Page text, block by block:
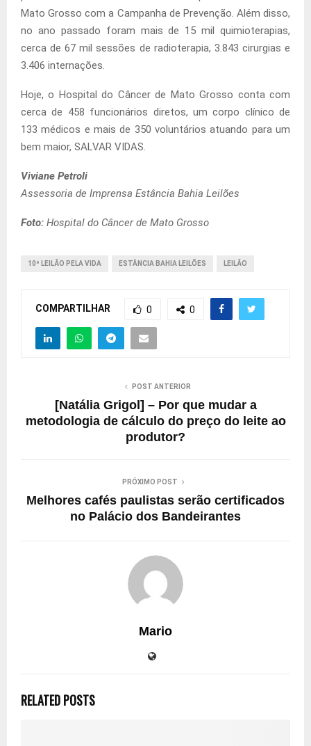
Mato Grosso com a Campanha de Prevenção. Além disso,
no ano passado foram mais de 15 mil quimioterapias,
cerca de 67 mil sessões de radioterapia, 3.843 cirurgias e
3.406 internações.
Hoje, o Hospital do Câncer de Mato Grosso conta com
cerca de 458 funcionários diretos, um corpo clínico de
133 médicos e mais de 350 voluntários atuando para um
bem maior, SALVAR VIDAS.
Viviane Petroli
Assessoria de Imprensa Estância Bahia Leilões
Foto: Hospital do Câncer de Mato Grosso
10º LEILÃO PELA VIDA ESTÂNCIA BAHIA LEILÕES LEILÃO
COMPARTILHAR 0 0
POST ANTERIOR
[Natália Grigol] – Por que mudar a
metodologia de cálculo do preço do leite ao
produtor?
PRÓXIMO POST
Melhores cafés paulistas serão certificados
no Palácio dos Bandeirantes
Mario
RELATED POSTS